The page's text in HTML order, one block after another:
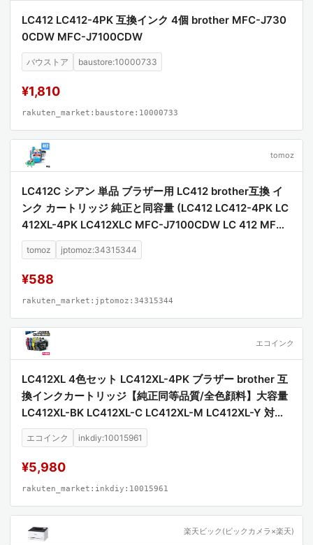
LC412 LC412-4PK 互換インク 4個 brother MFC-J730
0CDW MFC-J7100CDW
バウストア baustore:10000733
¥1,810
rakuten_market:baustore:10000733
tomoz
LC412C シアン 単品 ブラザー用 LC412 brother互換 イ
ンク カートリッジ 純正と同容量 (LC412 LC412-4PK LC
412XL-4PK LC412XLC MFC-J7100CDW LC 412 MFC-
J7300CDW MFCJ7100CDW MFCJ7300CDW)
tomoz jptomoz:34315344
¥588
rakuten_market:jptomoz:34315344
エコインク
LC412XL 4色セット LC412XL-4PK ブラザー brother 互
換インクカートリッジ【純正同等品質/全色顔料】大容量
LC412XL-BK LC412XL-C LC412XL-M LC412XL-Y 対応
プリンター MFC-J7100CDW MFC-J7300CDW 高品質
顔料インク 互換インク
エコインク inkdiy:10015961
¥5,980
rakuten_market:inkdiy:10015961
楽天ビック(ビックカメラ×楽天)